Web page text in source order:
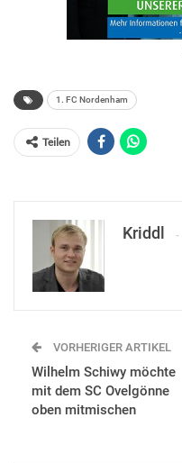
1. FC Nordenham
Teilen
Kriddl
VORHERIGER ARTIKEL
Wilhelm Schiwy möchte
mit dem SC Ovelgönne
oben mitmischen